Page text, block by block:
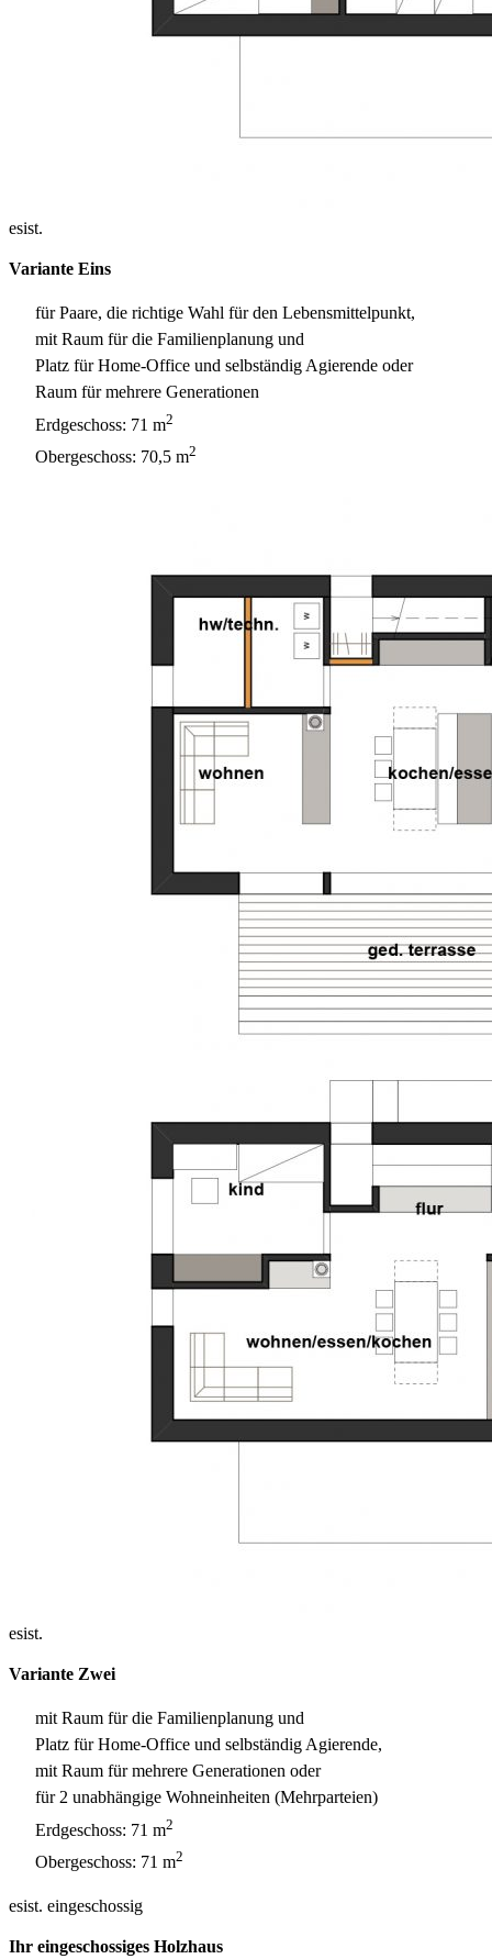
esist.
Variante Eins
für Paare, die richtige Wahl für den Lebensmittelpunkt,
mit Raum für die Familienplanung und
Platz für Home-Office und selbständig Agierende oder
Raum für mehrere Generationen
Erdgeschoss: 71 m2
Obergeschoss: 70,5 m2
esist.
Variante Zwei
mit Raum für die Familienplanung und
Platz für Home-Office und selbständig Agierende,
mit Raum für mehrere Generationen oder
für 2 unabhängige Wohneinheiten (Mehrparteien)
Erdgeschoss: 71 m2
Obergeschoss: 71 m2
esist. eingeschossig
Ihr eingeschossiges Holzhaus